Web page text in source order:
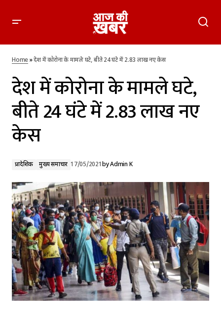
देश में कोरोना के मामले घटे, बीते 24 घंटे में 2.83 लाख नए केस
Home»देश में कोरोना के मामले घटे, बीते 24 घंटे में 2.83 लाख नए केस
देश में कोरोना के मामले घटे,
बीते 24 घंटे में 2.83 लाख नए
केस
प्रादेशिक मुख्य समाचार 17/05/2021byAdmin K